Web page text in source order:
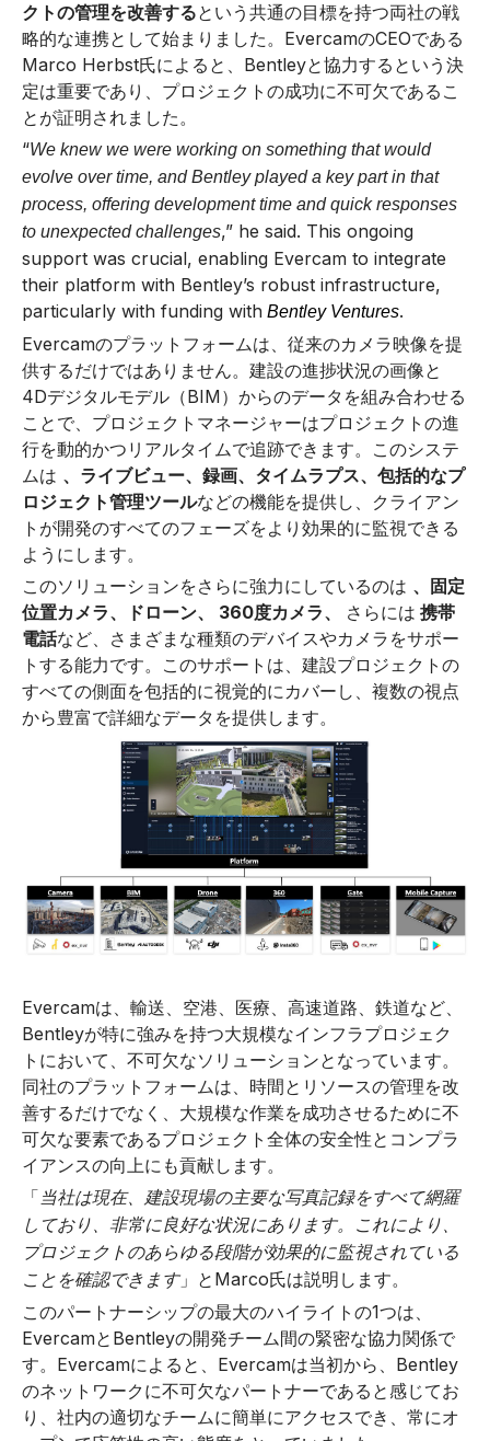
クトの管理を改善するという共通の目標を持つ両社の戦
略的な連携として始まりました。EvercamのCEOである
Marco Herbst氏によると、Bentleyと協力するという決
定は重要であり、プロジェクトの成功に不可欠であるこ
とが証明されました。
“We knew we were working on something that would
evolve over time, and Bentley played a key part in that
process, offering development time and quick responses
to unexpected challenges,” he said. This ongoing
support was crucial, enabling Evercam to integrate
their platform with Bentley’s robust infrastructure,
particularly with funding with Bentley Ventures.
Evercamのプラットフォームは、従来のカメラ映像を提
供するだけではありません。建設の進捗状況の画像と
4Dデジタルモデル（BIM）からのデータを組み合わせる
ことで、プロジェクトマネージャーはプロジェクトの進
行を動的かつリアルタイムで追跡できます。このシステ
ムは 、ライブビュー、録画、タイムラプス、包括的なプ
ロジェクト管理ツールなどの機能を提供し、クライアン
トが開発のすべてのフェーズをより効果的に監視できる
ようにします。
このソリューションをさらに強力にしているのは 、固定
位置カメラ、ドローン、 360度カメラ、 さらには 携帯
電話など、さまざまな種類のデバイスやカメラをサポー
トする能力です。このサポートは、建設プロジェクトの
すべての側面を包括的に視覚的にカバーし、複数の視点
から豊富で詳細なデータを提供します。
Evercamは、輸送、空港、医療、高速道路、鉄道など、
Bentleyが特に強みを持つ大規模なインフラプロジェク
トにおいて、不可欠なソリューションとなっています。
同社のプラットフォームは、時間とリソースの管理を改
善するだけでなく、大規模な作業を成功させるために不
可欠な要素であるプロジェクト全体の安全性とコンプラ
イアンスの向上にも貢献します。
「 当社は現在、建設現場の主要な写真記録をすべて網羅
しており、非常に良好な状況にあります。これにより、
プロジェクトのあらゆる段階が効果的に監視されている
ことを確認できます」とMarco氏は説明します。
このパートナーシップの最大のハイライトの1つは、
EvercamとBentleyの開発チーム間の緊密な協力関係で
す。Evercamによると、Evercamは当初から、Bentley
のネットワークに不可欠なパートナーであると感じてお
り、社内の適切なチームに簡単にアクセスでき、常にオ